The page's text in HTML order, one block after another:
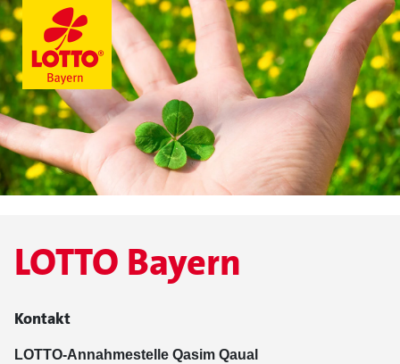
LOTTO Bayern
Kontakt
LOTTO-Annahmestelle Qasim Qaual